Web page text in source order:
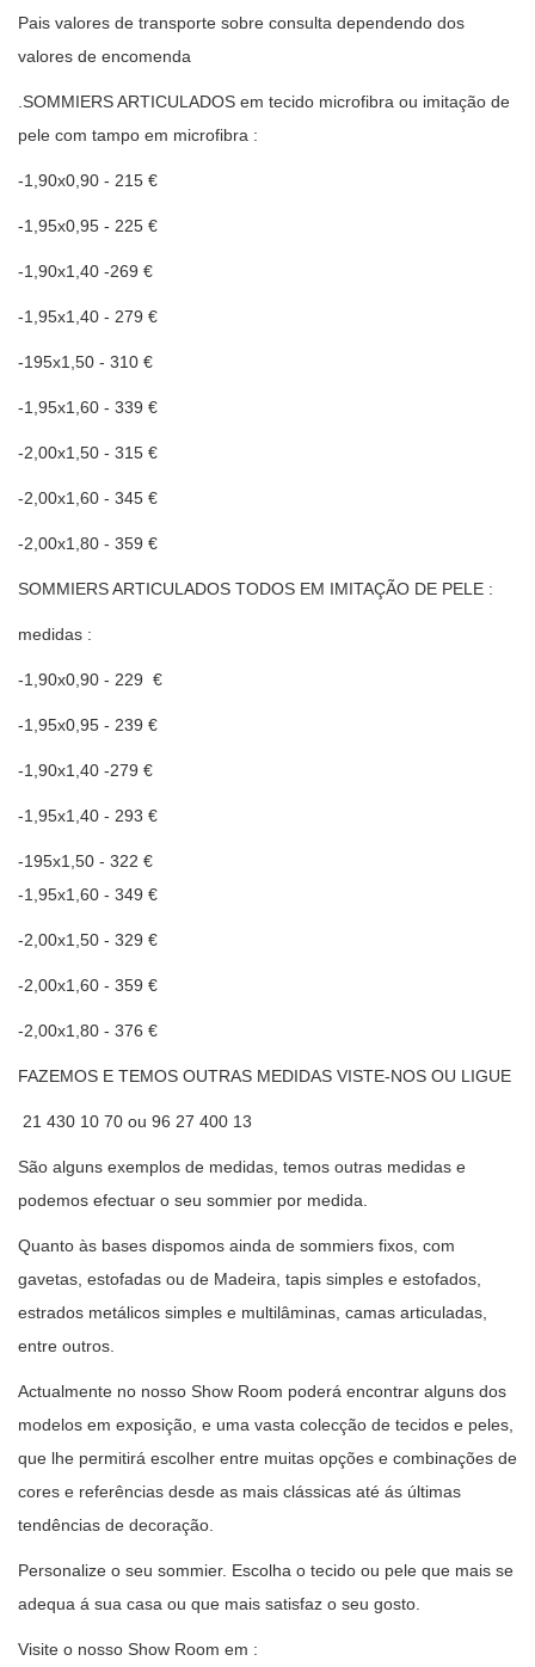
Pais valores de transporte sobre consulta dependendo dos
valores de encomenda
.SOMMIERS ARTICULADOS em tecido microfibra ou imitação de
pele com tampo em microfibra :
-1,90x0,90 - 215 €
-1,95x0,95 - 225 €
-1,90x1,40 -269 €
-1,95x1,40 - 279 €
-195x1,50 - 310 €
-1,95x1,60 - 339 €
-2,00x1,50 - 315 €
-2,00x1,60 - 345 €
-2,00x1,80 - 359 €
SOMMIERS ARTICULADOS TODOS EM IMITAÇÃO DE PELE :
medidas :
-1,90x0,90 - 229 €
-1,95x0,95 - 239 €
-1,90x1,40 -279 €
-1,95x1,40 - 293 €
-195x1,50 - 322 €
-1,95x1,60 - 349 €
-2,00x1,50 - 329 €
-2,00x1,60 - 359 €
-2,00x1,80 - 376 €
FAZEMOS E TEMOS OUTRAS MEDIDAS VISTE-NOS OU LIGUE
21 430 10 70 ou 96 27 400 13
São alguns exemplos de medidas, temos outras medidas e
podemos efectuar o seu sommier por medida.
Quanto às bases dispomos ainda de sommiers fixos, com
gavetas, estofadas ou de Madeira, tapis simples e estofados,
estrados metálicos simples e multilâminas, camas articuladas,
entre outros.
Actualmente no nosso Show Room poderá encontrar alguns dos
modelos em exposição, e uma vasta colecção de tecidos e peles,
que lhe permitirá escolher entre muitas opções e combinações de
cores e referências desde as mais clássicas até ás últimas
tendências de decoração.
Personalize o seu sommier. Escolha o tecido ou pele que mais se
adequa á sua casa ou que mais satisfaz o seu gosto.
Visite o nosso Show Room em :